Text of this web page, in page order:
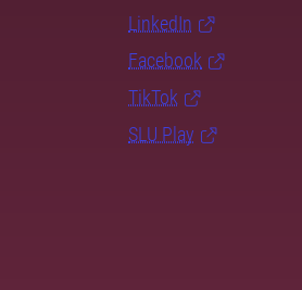
LinkedIn
Facebook
TikTok
SLU Play